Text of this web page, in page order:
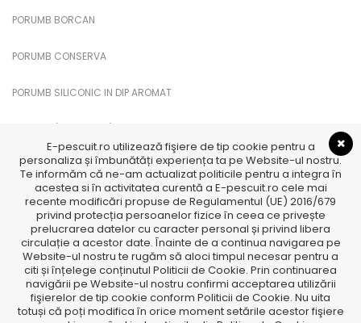
PORUMB BORCAN
PORUMB CONSERVA
PORUMB SILICONIC IN DIP AROMAT
SANDWICH PORUMB
TTX
TTX Feromoni
E-pescuit.ro utilizează fişiere de tip cookie pentru a
personaliza și îmbunătăți experiența ta pe Website-ul nostru.
Te informăm că ne-am actualizat politicile pentru a integra în
acestea si în activitatea curentă a E-pescuit.ro cele mai
recente modificări propuse de Regulamentul (UE) 2016/679
privind protecția persoanelor fizice în ceea ce privește
prelucrarea datelor cu caracter personal și privind libera
circulație a acestor date. Înainte de a continua navigarea pe
Website-ul nostru te rugăm să aloci timpul necesar pentru a
citi și înțelege conținutul Politicii de Cookie. Prin continuarea
navigării pe Website-ul nostru confirmi acceptarea utilizării
fişierelor de tip cookie conform Politicii de Cookie. Nu uita
totuși că poți modifica în orice moment setările acestor fişiere